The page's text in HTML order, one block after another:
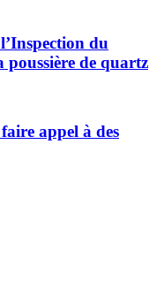
du
de quartz
appel à des